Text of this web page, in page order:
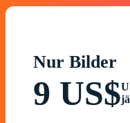
Nur Bilder
9 US$